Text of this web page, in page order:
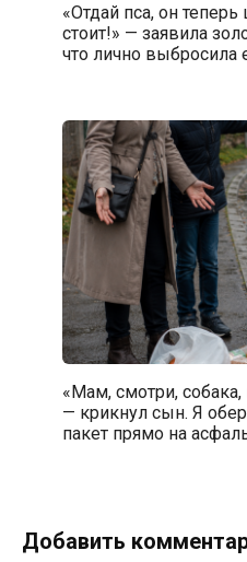
«Отдай пса, он теперь
стоит!» — заявила
что лично выбросила
«Мам, смотри,
— крикнул сын. Я
пакет прямо на
Добавить